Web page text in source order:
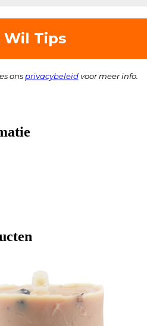
ons privacybeleidvoor meer info.